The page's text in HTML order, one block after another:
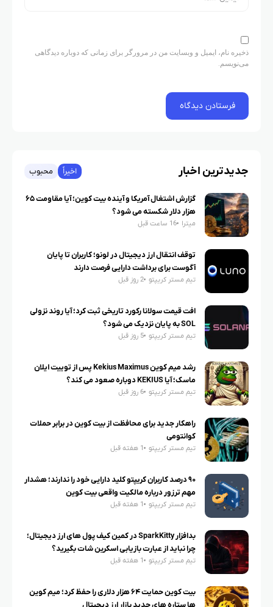
ذخیره نام، ایمیل و وبسایت من در مرورگر برای زمانی که دوباره دیدگاهی
می‌نویسم.
جدیدترین اخبار اخیراً محبوب
گزارش اشتغال آمریکا و آینده بیت کوین؛ آیا مقاومت ۶۵
هزار دلار شکسته می شود؟
میترا 16 ساعت قبل
توقف انتقال ارز دیجیتال در لونو؛ کاربران تا پایان
آگوست برای برداشت دارایی فرصت دارند
تیم مستر کریپتو 2 روز قبل
افت قیمت سولانا رکورد تاریخی ثبت کرد؛ آیا روند نزولی
SOL به پایان نزدیک می شود؟
تیم مستر کریپتو 5 روز قبل
رشد میم کوین Kekius Maximus پس از توییت ایلان
ماسک؛ آیا KEKIUS دوباره صعود می کند؟
تیم مستر کریپتو 6 روز قبل
راهکار جدید برای محافظت از بیت کوین در برابر حملات
کوانتومی
تیم مستر کریپتو 1 هفته قبل
۹۰ درصد کاربران کریپتو کلید دارایی خود را ندارند؛ هشدار
مهم ترزور درباره مالکیت واقعی بیت کوین
تیم مستر کریپتو 1 هفته قبل
بدافزار SparkKitty در کمین کیف پول های ارز دیجیتال؛
چرا نباید از عبارت بازیابی اسکرین شات بگیرید؟
تیم مستر کریپتو 1 هفته قبل
بیت کوین حمایت ۶۴ هزار دلاری را حفظ کرد؛ میم کوین
ها ستاره های جدید بازار ارز دیجیتال